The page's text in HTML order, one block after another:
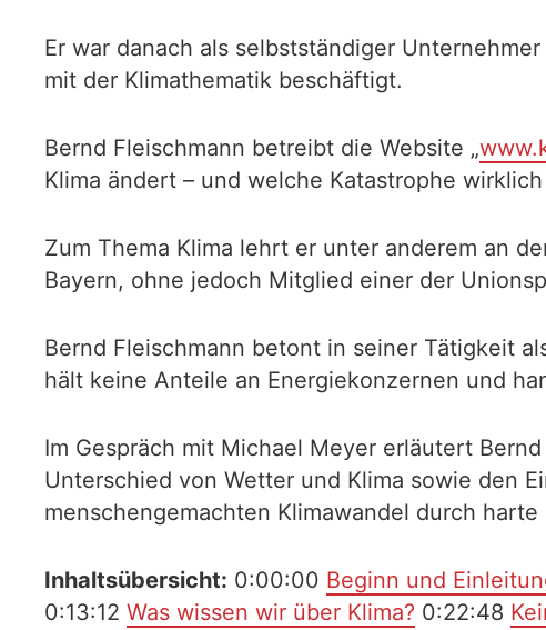
Er war danach als selbstständiger
mit der Klimathematik beschäftigt.
Bernd Fleischmann betreibt die Website „
Klima ändert – und welche Katastrophe wirklich
Zum Thema Klima lehrt er unter anderem an
Bayern, ohne jedoch Mitglied einer der
Bernd Fleischmann betont in seiner Tätigkeit
hält keine Anteile an Energiekonzernen und
Im Gespräch mit Michael Meyer erläutert
Unterschied von Wetter und Klima sowie den
menschengemachten Klimawandel durch
Inhaltsübersicht: 0:00:00 Beginn und
0:13:12 Was wissen wir über Klima? 0:22:48